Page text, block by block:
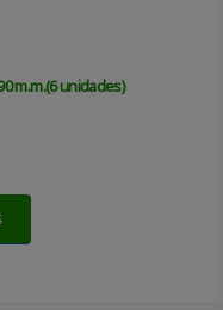
m.m.(6 unidades)